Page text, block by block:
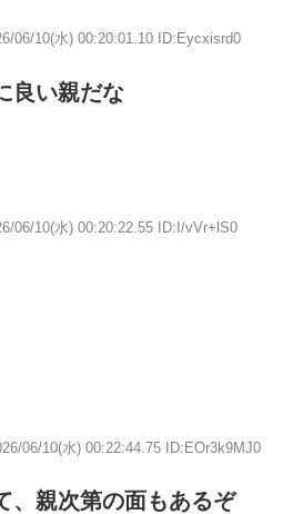
06/10(水) 00:20:01.10 ID:Eycxisrd0
良い親だな
06/10(水) 00:20:22.55 ID:I/vVr+lS0
06/10(水) 00:22:44.75 ID:EOr3k9MJ0
、親次第の面もあるぞ